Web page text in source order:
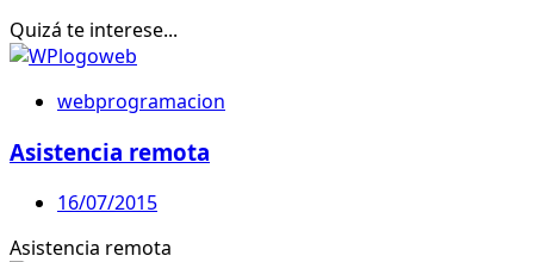
Quizá te interese...
webprogramacion
Asistencia remota
16/07/2015
Asistencia remota